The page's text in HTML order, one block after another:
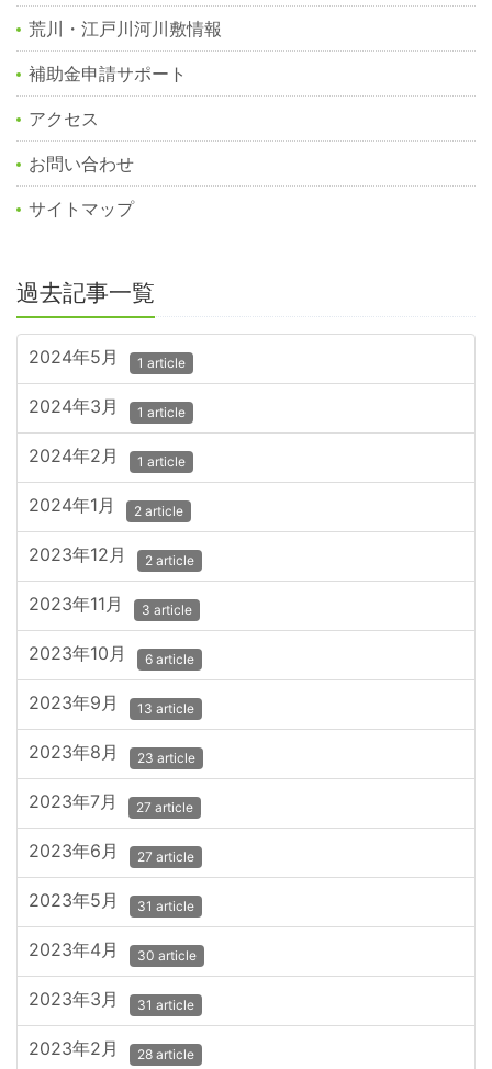
荒川・江戸川河川敷情報
補助金申請サポート
アクセス
お問い合わせ
サイトマップ
過去記事一覧
2024年5月 1 article
2024年3月 1 article
2024年2月 1 article
2024年1月 2 article
2023年12月 2 article
2023年11月 3 article
2023年10月 6 article
2023年9月 13 article
2023年8月 23 article
2023年7月 27 article
2023年6月 27 article
2023年5月 31 article
2023年4月 30 article
2023年3月 31 article
2023年2月 28 article